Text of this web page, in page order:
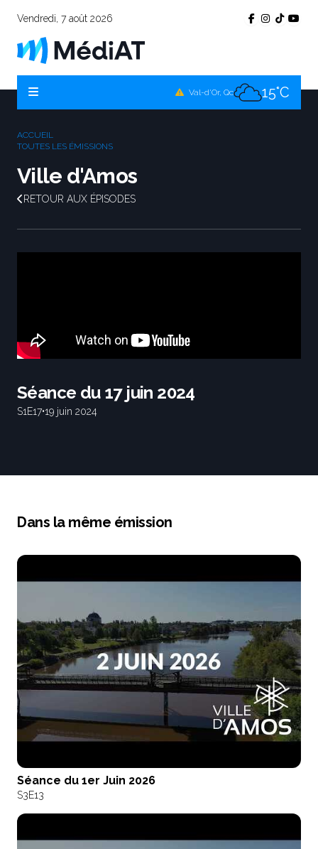
Vendredi, 7 août 2026
Val-d'Or, Qc 15°C
ACCUEIL
TOUTES LES ÉMISSIONS
Ville d'Amos
RETOUR AUX ÉPISODES
Séance du 17 juin 2024
S1 E17•19 juin 2024
Dans la même émission
Séance du 1er Juin 2026
S3E13